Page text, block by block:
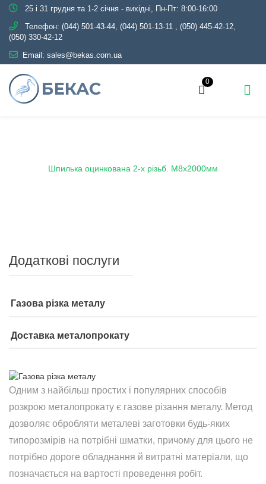
25 і 31 грудня та 1-2 січня - вихідні, Пн-Пт: 8:00-16:00
Телефон: (044) 501-43-44, (044) 501-13-11 , (050) 445-42-12,
(050) 330-42-12
Email: sales@bekas.com.ua
0
Шпилька оцинкована 2-х різьб. М8х2000мм
Додаткові послуги
Газова різка металу
Доставка металопрокату
Одним з найбільш простих і популярних способів
розкрою металопрокату є газове різання металу. Метод
дозволяє обробляти металеві заготовки будь-яких
типорозмірів на потрібні шматки, причому для цього не
потрібно дороге обладнання й витратні матеріали, що
позначається на вартості проведення робіт.